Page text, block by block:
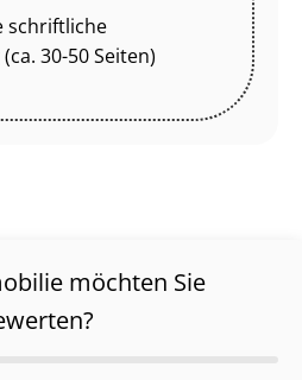
schriftliche
30-50 Seiten)
möchten Sie